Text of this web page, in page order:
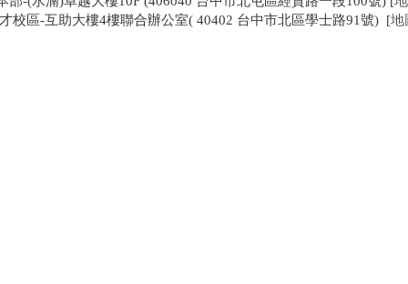
校區-互助大樓4樓聯合辦公室( 40402 台中市北區學士路91號) [地